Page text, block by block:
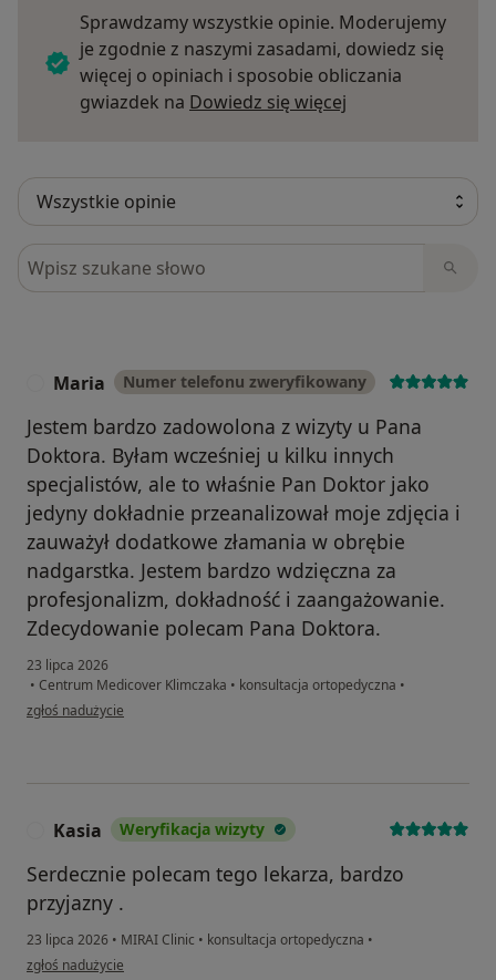
Sprawdzamy wszystkie opinie. Moderujemy
je zgodnie z naszymi zasadami, dowiedz się
więcej o opiniach i sposobie obliczania
gwiazdek na Dowiedz się więcej
Szukaj w opiniach
Maria Numer telefonu zweryfikowany
Jestem bardzo zadowolona z wizyty u Pana
Doktora. Byłam wcześniej u kilku innych
specjalistów, ale to właśnie Pan Doktor jako
jedyny dokładnie przeanalizował moje zdjęcia i
zauważył dodatkowe złamania w obrębie
nadgarstka. Jestem bardzo wdzięczna za
profesjonalizm, dokładność i zaangażowanie.
Zdecydowanie polecam Pana Doktora.
23 lipca 2026
• Centrum Medicover Klimczaka • konsultacja ortopedyczna •
w opinii użytkownika Maria
zgłoś nadużycie
Kasia Weryfikacja wizyty
Serdecznie polecam tego lekarza, bardzo
przyjazny .
23 lipca 2026 • MIRAI Clinic • konsultacja ortopedyczna •
w opinii użytkownika Kasia
zgłoś nadużycie